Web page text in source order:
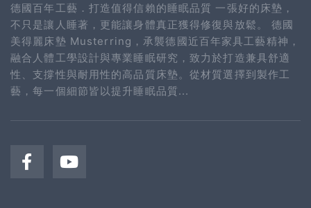
德國百年工藝．打造值得信賴的睡眠品質 一張好的床墊，
不只是讓人睡著，更能讓身體真正獲得修復與放鬆。 德國
美得麗床墊 Musterring，承襲德國近百年家具工藝精神，
融合人體工學設計與專業睡眠研究，致力於打造兼具舒適
性、支撐性與耐用性的高品質床墊。從材質選擇到製作工
藝，每一個細節皆以提升睡眠品質...